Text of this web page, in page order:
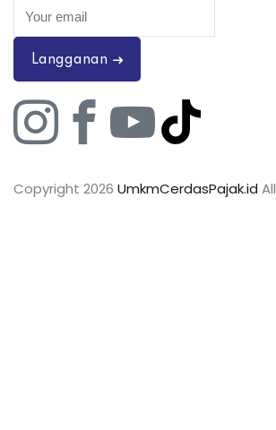
Langganan
Copyright 2026 UmkmCerdasPajak.id